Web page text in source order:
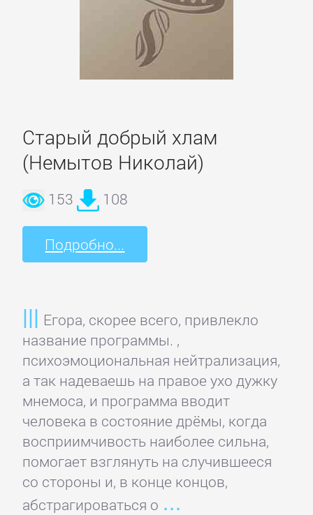
Старый добрый хлам
(Немытов Николай)
153 108
Подробно...
Егора, скорее всего, привлекло
название программы. ,
психоэмоциональная нейтрализация,
а так надеваешь на правое ухо дужку
мнемоса, и программа вводит
человека в состояние дрёмы, когда
восприимчивость наиболее сильна,
помогает взглянуть на случившееся
со стороны и, в конце концов,
абстрагироваться о
Сад
и
Огород
Самосовершенствование
Сделай
Спорт,
фитнес
Хобби,
Ремесла
Эротика,
Секс